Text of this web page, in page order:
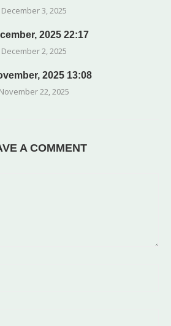
December 3, 2025
2025 22:17
December 2, 2025
2025 13:08
November 22, 2025
A COMMENT